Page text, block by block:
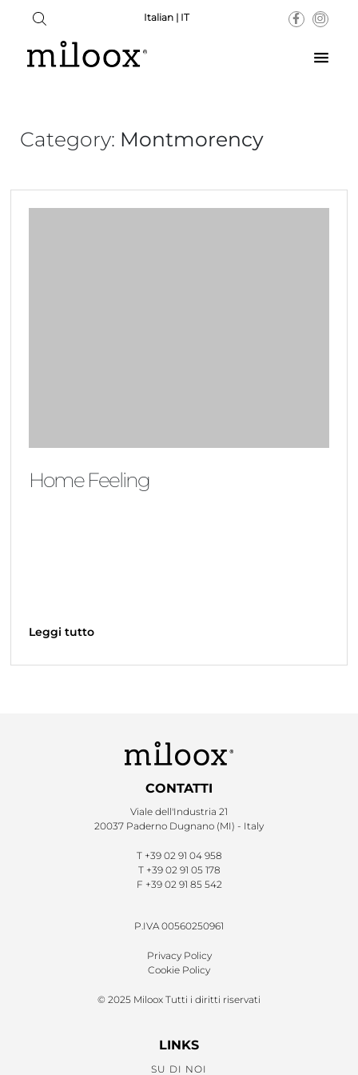
Italian | IT
Category: Montmorency
Home Feeling
Leggi tutto
CONTATTI
Viale dell'Industria 21
20037 Paderno Dugnano (MI) - Italy
T +39 02 91 04 958
T +39 02 91 05 178
F +39 02 91 85 542
P.IVA 00560250961
Privacy Policy
Cookie Policy
© 2025 Miloox Tutti i diritti riservati
LINKS
SU DI NOI